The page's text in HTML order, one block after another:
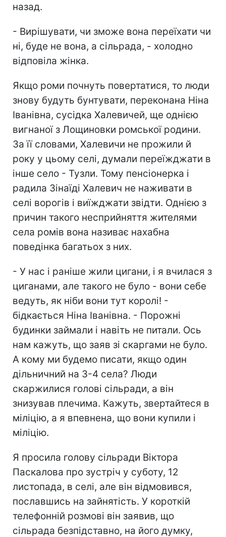
назад.
- Вирішувати, чи зможе вона переїхати чи
ні, буде не вона, а сільрада, - холодно
відповіла жінка.
Якщо роми почнуть повертатися, то люди
знову будуть бунтувати, переконана Ніна
Іванівна, сусідка Халевичей, ще однією
вигнаної з Лощиновки ромської родини.
За її словами, Халевичи не прожили й
року у цьому селі, думали переїжджати в
інше село - Тузли. Тому пенсіонерка і
радила Зінаїді Халевич не наживати в
селі ворогів і виїжджати звідти. Однією з
причин такого несприйняття жителями
села ромів вона називає нахабна
поведінка багатьох з них.
- У нас і раніше жили цигани, і я вчилася з
циганами, але такого не було - вони себе
ведуть, як ніби вони тут королі! -
бідкається Ніна Іванівна. - Порожні
будинки займали і навіть не питали. Ось
нам кажуть, що заяв зі скаргами не було.
А кому ми будемо писати, якщо один
дільничний на 3-4 села? Люди
скаржилися голові сільради, а він
знизував плечима. Кажуть, звертайтеся в
міліцію, а я впевнена, що вони купили і
міліцію.
Я просила голову сільради Віктора
Паскалова про зустріч у суботу, 12
листопада, в селі, але він відмовився,
пославшись на зайнятість. У короткій
телефонній розмові він заявив, що
сільрада безпідставно, на його думку,